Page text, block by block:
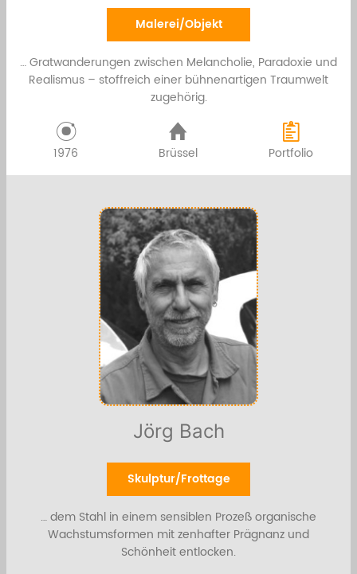
Malerei/Objekt
… Gratwanderungen zwischen Melancholie, Paradoxie und
Realismus – stoffreich einer bühnenartigen Traumwelt
zugehörig.
1976 Brüssel Portfolio
Jörg Bach
Skulptur/Frottage
… dem Stahl in einem sensiblen Prozeß organische
Wachstumsformen mit zenhafter Prägnanz und
Schönheit entlocken.